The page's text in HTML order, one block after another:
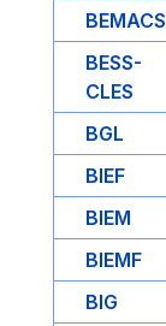
BEMACS
BESS-
CLES
BGL
BIEF
BIEM
BIEMF
BIG